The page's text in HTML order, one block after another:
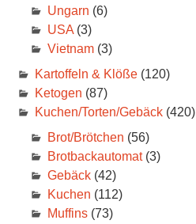
Ungarn (6)
USA(3)
Vietnam(3)
Kartoffeln & Klöße(120)
Ketogen (87)
Kuchen/Torten/Gebäck(420)
Brot/Brötchen (56)
Brotbackautomat(3)
Gebäck(42)
Kuchen (112)
Muffins(73)